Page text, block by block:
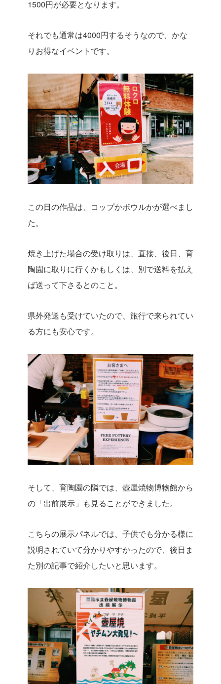
1500円が必要となります。
それでも通常は4000円するそうなので、かな
りお得なイベントです。
この日の作品は、コップかボウルかが選べまし
た。
焼き上げた場合の受け取りは、直接、後日、育
陶園に取りに行くかもしくは、別で送料を払え
ば送って下さるとのこと。
県外発送も受けていたので、旅行で来られてい
る方にも安心です。
そして、育陶園の隣では、壺屋焼物博物館から
の「出前展示」も見ることができました。
こちらの展示パネルでは、子供でも分かる様に
説明されていて分かりやすかったので、後日ま
た別の記事で紹介したいと思います。